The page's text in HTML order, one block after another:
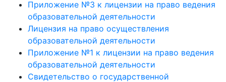
Приложение №3 к лицензии на право ведения
образовательной деятельности
Лицензия на право осуществления
образовательной деятельности
Приложение №1 к лицензии на право ведения
образовательной деятельности
Свидетельство о государственной